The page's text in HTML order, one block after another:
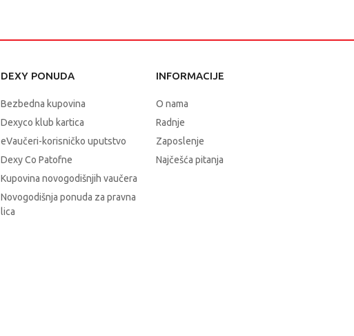
DEXY PONUDA
Bezbedna kupovina
Dexyco klub kartica
eVaučeri-korisničko uputstvo
Dexy Co Patofne
Kupovina novogodišnjih vaučera
Novogodišnja ponuda za pravna
lica
INFORMACIJE
O nama
Radnje
Zaposlenje
Najčešća pitanja